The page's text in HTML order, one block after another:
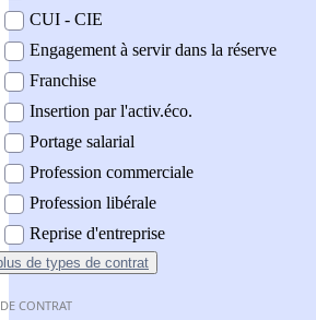
CUI - CIE
Engagement à servir dans la réserve
Franchise
Insertion par l'activ.éco.
Portage salarial
Profession commerciale
Profession libérale
Reprise d'entreprise
de types de contrat
CONTRAT